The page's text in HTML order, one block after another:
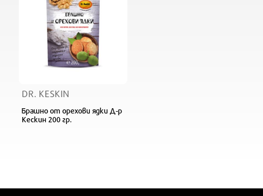
DR. KESKIN
Брашно от орехови ядки Д-р
Кескин 200 гр.